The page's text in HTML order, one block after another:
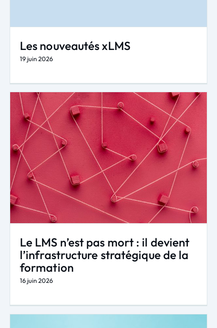
Les nouveautés xLMS
19 juin 2026
Le LMS n’est pas mort : il devient
l’infrastructure stratégique de la
formation
16 juin 2026